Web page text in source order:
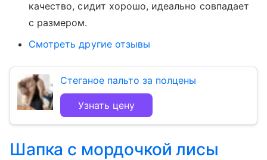
качество, сидит хорошо, идеально совпадает
с размером.
Смотреть другие отзывы
Стеганое пальто за полцены
Узнать цену
Шапка с мордочкой лисы